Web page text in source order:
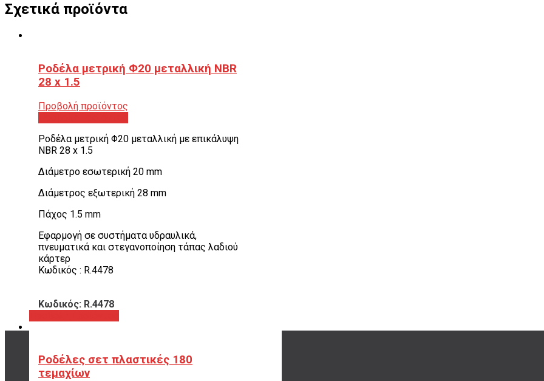
Σχετικά προϊόντα
Ροδέλα μετρική Φ20 μεταλλική NBR
28 x 1.5
Προβολή προϊόντος
Ροδέλα μετρική Φ20 μεταλλική με επικάλυψη
NBR 28 x 1.5
Διάμετρο εσωτερική 20 mm
Διάμετρος εξωτερική 28 mm
Πάχος 1.5 mm
Εφαρμογή σε συστήματα υδραυλικά,
πνευματικά και στεγανοποίηση τάπας λαδιού
κάρτερ
Κωδικός : R.4478
Κωδικός: R.4478
Ροδέλες σετ πλαστικές 180
τεμαχίων
ΤΡΟΠΟΙ ΠΛΗΡΩΜΗΣ